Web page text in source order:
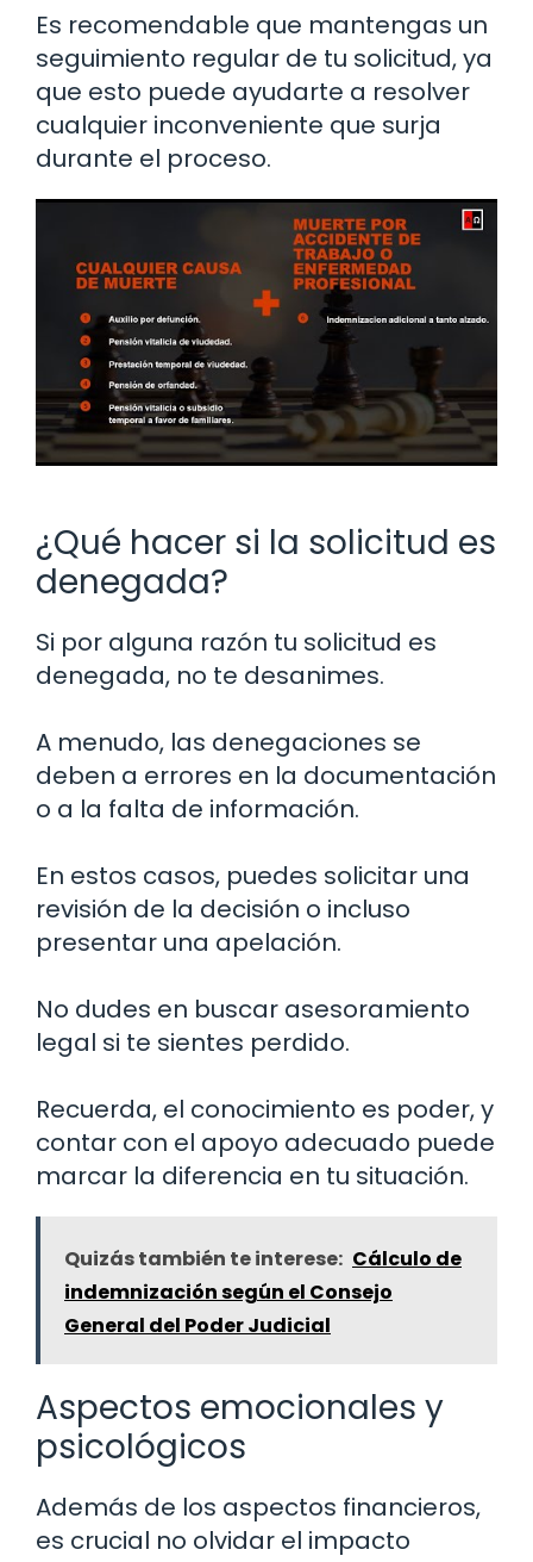
Es recomendable que mantengas un
seguimiento regular de tu solicitud, ya
que esto puede ayudarte a resolver
cualquier inconveniente que surja
durante el proceso.
¿Qué hacer si la solicitud es
denegada?
Si por alguna razón tu solicitud es
denegada, no te desanimes.
A menudo, las denegaciones se
deben a errores en la documentación
o a la falta de información.
En estos casos, puedes solicitar una
revisión de la decisión o incluso
presentar una apelación.
No dudes en buscar asesoramiento
legal si te sientes perdido.
Recuerda, el conocimiento es poder, y
contar con el apoyo adecuado puede
marcar la diferencia en tu situación.
Quizás también te interese: Cálculo de
indemnización según el Consejo
General del Poder Judicial
Aspectos emocionales y
psicológicos
Además de los aspectos financieros,
es crucial no olvidar el impacto